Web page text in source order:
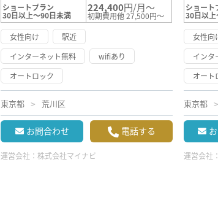
ショートプラン
30日以上～90日未満
224,400円/月～
初期費用他 27,500円～
女性向け
駅近
インターネット無料
wifiあり
オートロック
東京都 荒川区
お問合わせ 電話する
運営会社：株式会社マイナビ
ショート
30日以
女性向
インタ
オート
東京都
運営会社：